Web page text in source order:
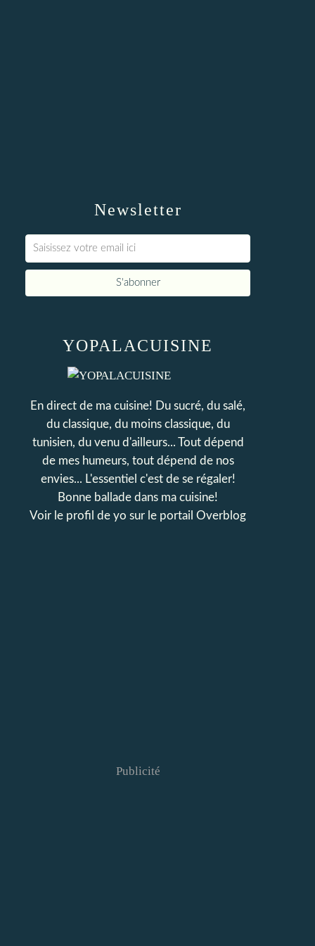
Newsletter
YOPALACUISINE
En direct de ma cuisine! Du sucré, du salé,
du classique, du moins classique, du
tunisien, du venu d'ailleurs... Tout dépend
de mes humeurs, tout dépend de nos
envies... L'essentiel c'est de se régaler!
Bonne ballade dans ma cuisine!
Voir le profil de yo sur le portail Overblog
Publicité